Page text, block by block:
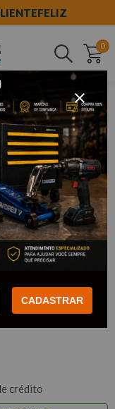
0
Buscar
18"
crédito
CADASTRAR